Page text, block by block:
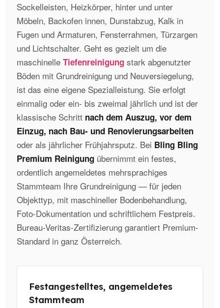
Sockelleisten, Heizkörper, hinter und unter
Möbeln, Backofen innen, Dunstabzug, Kalk in
Fugen und Armaturen, Fensterrahmen, Türzargen
und Lichtschalter. Geht es gezielt um die
maschinelle Tiefenreinigung stark abgenutzter
Böden mit Grundreinigung und Neuversiegelung,
ist das eine eigene Spezialleistung. Sie erfolgt
einmalig oder ein- bis zweimal jährlich und ist der
klassische Schritt nach dem Auszug, vor dem
Einzug, nach Bau- und Renovierungsarbeiten
oder als jährlicher Frühjahrsputz. Bei Bling Bling
Premium Reinigung übernimmt ein festes,
ordentlich angemeldetes mehrsprachiges
Stammteam Ihre Grundreinigung — für jeden
Objekttyp, mit maschineller Bodenbehandlung,
Foto-Dokumentation und schriftlichem Festpreis.
Bureau-Veritas-Zertifizierung garantiert Premium-
Standard in ganz Österreich.
Festangestelltes, angemeldetes
Stammteam